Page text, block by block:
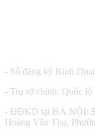
- Số đăng ký Kinh
- Trụ sở chính: Quốc
- ĐĐKD tại HÀ NỘI:
Hoàng Văn Thụ,